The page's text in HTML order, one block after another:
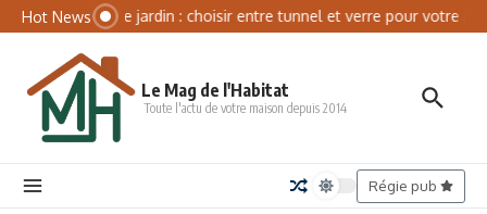
Aller au contenu
Hot NewsSerre de jardin : choisir entre tunnel et verre pour votre
Le Mag de l'Habitat
Toute l'actu de votre maison depuis 2014
Régie pub
Panneau de gestion des cookies